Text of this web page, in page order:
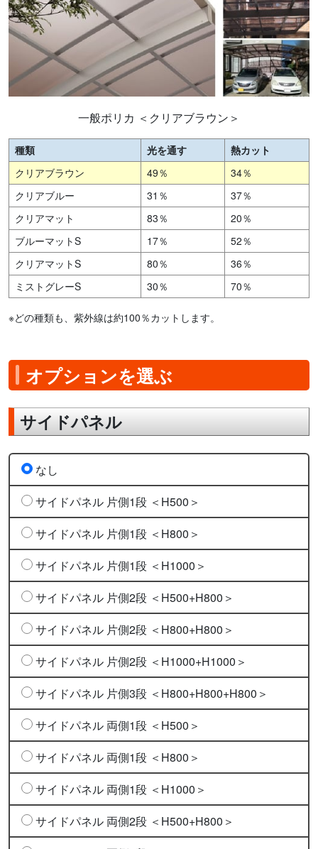
一般ポリカ ＜クリアブラウン＞
種類 光を通す
熱カット
クリアブラウン
49％
34％
クリアブルー
31％
37％
クリアマット
83％
20％
ブルーマットS
17％
52％
クリアマットS
80％
36％
ミストグレーS
30％ 70％
※どの種類も、紫外線は約100％カットします。
オプションを選ぶ
サイドパネル
なし
サイドパネル 片側1段 ＜H500＞
サイドパネル 片側1段 ＜H800＞
サイドパネル 片側1段 ＜H1000＞
サイドパネル 片側2段 ＜H500+H800＞
サイドパネル 片側2段 ＜H800+H800＞
サイドパネル 片側2段 ＜H1000+H1000＞
サイドパネル 片側3段 ＜H800+H800+H800＞
サイドパネル 両側1段 ＜H500＞
サイドパネル 両側1段 ＜H800＞
サイドパネル 両側1段 ＜H1000＞
サイドパネル 両側2段 ＜H500+H800＞